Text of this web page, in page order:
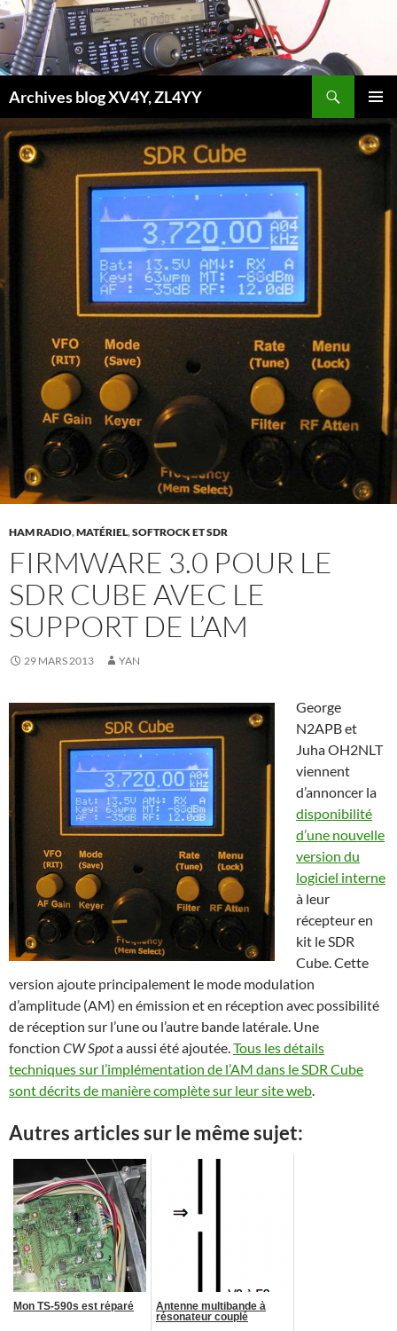
Aller
au
contenu
Archives blog XV4Y, ZL4YY
MENU
HAM RADIO,MATÉRIEL,SOFTROCK ET SDR
FIRMWARE 3.0 POUR LE
SDR CUBE AVEC LE
SUPPORT DE L’AM
29 MARS 2013 YAN
George
N2APB et
Juha OH2NLT
viennent
d’annoncer la
disponibilité
d’une nouvelle
version du
logiciel interne
à leur
récepteur en
kit le SDR
Cube. Cette
version ajoute principalement le mode modulation
d’amplitude (AM) en émission et en réception avec possibilité
de réception sur l’une ou l’autre bande latérale. Une
fonction CW Spota aussi été ajoutée. Tous les détails
techniques sur l’implémentation de l’AM dans le SDR Cube
sont décrits de manière complète sur leur site web
Autres articles sur le même sujet:
Mon TS-590s est réparé
Antenne multibande à
résonateur couplé